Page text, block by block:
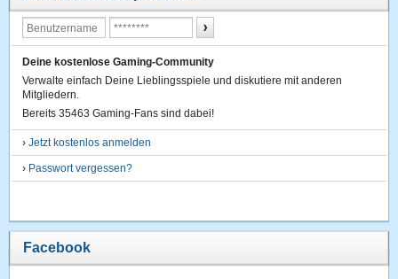
Deine kostenlose Gaming-Community
Verwalte einfach Deine Lieblingsspiele und diskutiere mit anderen
Mitgliedern.
Bereits 35463 Gaming-Fans sind dabei!
›Jetzt kostenlos anmelden
› Passwort vergessen?
Facebook